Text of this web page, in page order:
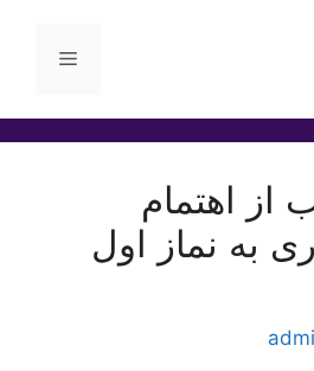
فهرست
از اهتمام
به نماز اول